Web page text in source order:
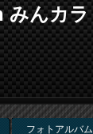
みんカラ
フォトアルバム